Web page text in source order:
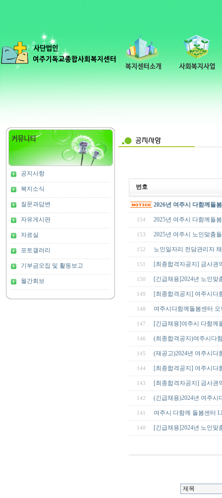
공지사항
복지소식
질문과답변
자유게시판
자료실
포토갤러리
기부금모집 및 활동보고
월간회보
번호
2026년 여주시 다함께돌
154 2025년 여주시 다함께돌
153 2025년 여주시 노인맞춤
152 노인일자리 전담관리자
151 [최종합격자공지] 금사
150 [긴급채용]2024년 노인
149 [최종합격공지] 여주시
148 여주시다함께돌봄센터
147 [긴급채용]여주시 다함
146 (최종합격공지)여주시다
145 (재공고)2024년 여주시
144 [최종합격공지] 여주시
143 [최종합격자공지] 금사
142 (긴급채용)2024년 여주
141 여주시 다함께 돌봄센터
140 [긴급채용]2024년 노인